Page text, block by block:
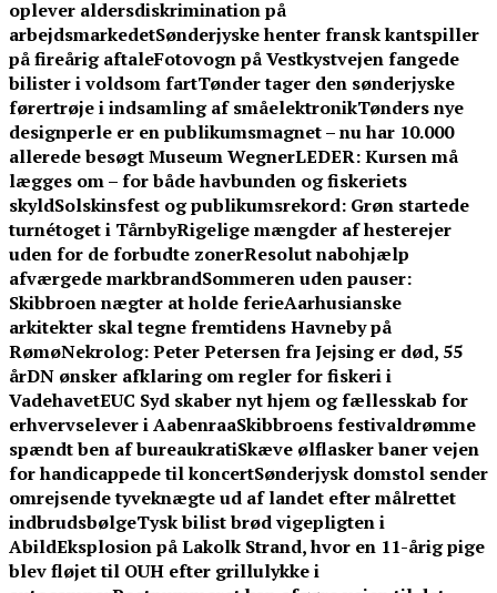
oplever aldersdiskrimination på
arbejdsmarkedetSønderjyske henter fransk kantspiller
på fireårig aftaleFotovogn på Vestkystvejen fangede
bilister i voldsom fartTønder tager den sønderjyske
førertrøje i indsamling af småelektronikTønders nye
designperle er en publikumsmagnet – nu har 10.000
allerede besøgt Museum WegnerLEDER: Kursen må
lægges om – for både havbunden og fiskeriets
skyldSolskinsfest og publikumsrekord: Grøn startede
turnétoget i TårnbyRigelige mængder af hesterejer
uden for de forbudte zonerResolut nabohjælp
afværgede markbrandSommeren uden pauser:
Skibbroen nægter at holde ferieAarhusianske
arkitekter skal tegne fremtidens Havneby på
RømøNekrolog: Peter Petersen fra Jejsing er død, 55
årDN ønsker afklaring om regler for fiskeri i
VadehavetEUC Syd skaber nyt hjem og fællesskab for
erhvervselever i AabenraaSkibbroens festivaldrømme
spændt ben af bureaukratiSkæve ølflasker baner vejen
for handicappede til koncertSønderjysk domstol sender
omrejsende tyveknægte ud af landet efter målrettet
indbrudsbølgeTysk bilist brød vigepligten i
AbildEksplosion på Lakolk Strand, hvor en 11-årig pige
blev fløjet til OUH efter grillulykke i